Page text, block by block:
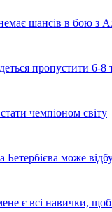
шансів в бою з
пропустити 6-8
чемпіоном світу
Бетербієва може
є всі навички,